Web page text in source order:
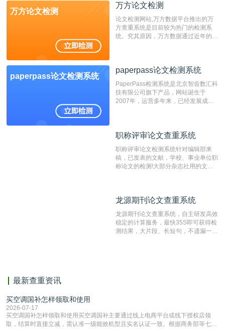
万方论文检测
万方论文检测
论文检测网站,万方数据平台推出的万
方查重系统是目前较为热门的检测系
统。究其原因，万方数据通过近年的发
非。其次，相对于知网而言，万方检测
重的推荐系统。
paperpass论文检测系统
paperpass论文检测系统
PaperPass检测系统是北京智齿数汇科
技有限公司旗下产品，网站诞生于
2007年，运营多年来，已经发展成为
检测速度快、精度高，市场反映良好。
职称评审论文查重系统
职称评审论文检测系统针对编辑部来
稿，已发表的文献，学校、事业单位职
称论文的检测!大部分杂志社用的文献
编辑部检测来稿和已发表的文献,检测
测时注意填写第一作者,才能排除已发
表文献复制比。（限制字符数1万）
龙源期刊论文查重系统
龙源期刊论文查重系统，自主研发高效
稳定的计算服务，最快35S即可获得检
测结果，大片段、长短句，不遗漏一处
最新查重资讯
买空调国补怎样领取和使用
2026-07-17
买空调国补怎样领取和使用买空调国补主要通过线上电商平台或线下授权店领
取，结算时直接立减‌，需认准一级能效机型且实名认证一致。根据商务部等七部